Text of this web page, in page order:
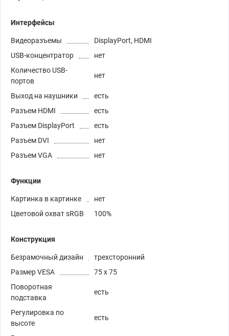
Интерфейсы
Видеоразъемы
DisplayPort, HDMI
USB-концентратор
нет
Количество USB-
портов
нет
Выход на наушники
есть
Разъем HDMI
есть
Разъем DisplayPort
есть
Разъем DVI
нет
Разъем VGA
нет
Функции
Картинка в картинке
нет
Цветовой охват sRGB
100%
Конструкция
Безрамочный дизайн
трехсторонний
Размер VESA
75 x 75
Поворотная
подставка
есть
Регулировка по
высоте
есть